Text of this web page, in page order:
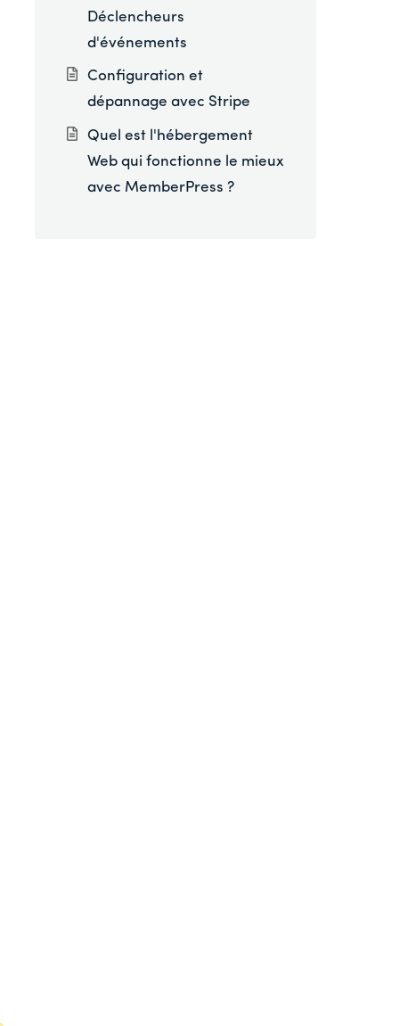
Déclencheurs
d'événements
Configuration et
dépannage avec Stripe
Quel est l'hébergement
Web qui fonctionne le mieux
avec MemberPress ?